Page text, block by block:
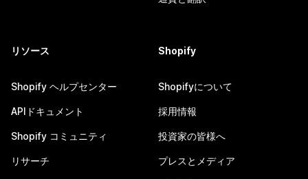
リソース
Shopify ヘルプセンター
APIドキュメント
Shopify コミュニティ
リサーチ
Shopify
Shopifyについて
採用情報
投資家の皆様へ
プレスとメディア